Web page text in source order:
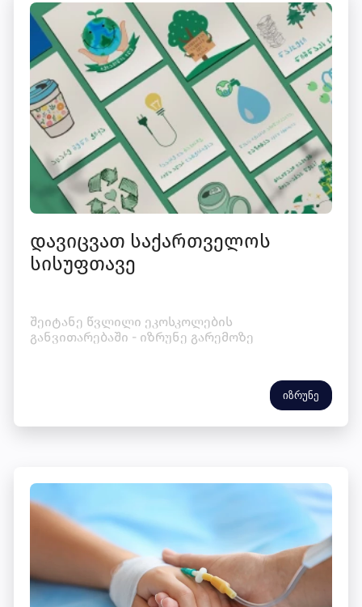
დავიცვათ საქართველოს
სისუფთავე
შეიტანე წვლილი ეკოსკოლების
განვითარებაში - იზრუნე გარემოზე
იზრუნე